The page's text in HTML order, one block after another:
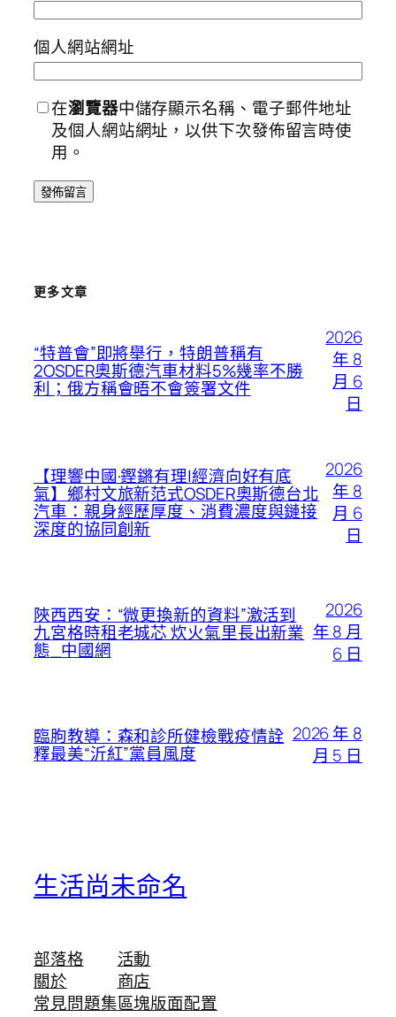
個人網站網址
在瀏覽器中儲存顯示名稱、電子郵件地址
及個人網站網址，以供下次發佈留言時使
用。
更多文章
“特普會”即將舉行，特朗普稱有
2OSDER奧斯德汽車材料5%幾率不勝
利；俄方稱會晤不會簽署文件
2026
年 8
月 6
日
【理響中國·鏗鏘有理|經濟向好有底
氣】鄉村文旅新范式OSDER奧斯德台北
汽車：親身經歷厚度、消費濃度與鏈接
深度的協同創新
2026
年 8
月 6
日
陜西西安：“微更換新的資料”激活到
九宮格時租老城芯 炊火氣里長出新業
態_中國網
2026
年 8 月
6 日
臨朐教導：森和診所健檢戰疫情詮
釋最美“沂紅”黨員風度
2026 年 8
月 5 日
生活尚未命名
部落格
關於
常見問題集
活動
商店
區塊版面配置